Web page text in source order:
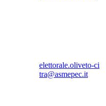
elettorale.oliveto-ci
tra@asmepec.it